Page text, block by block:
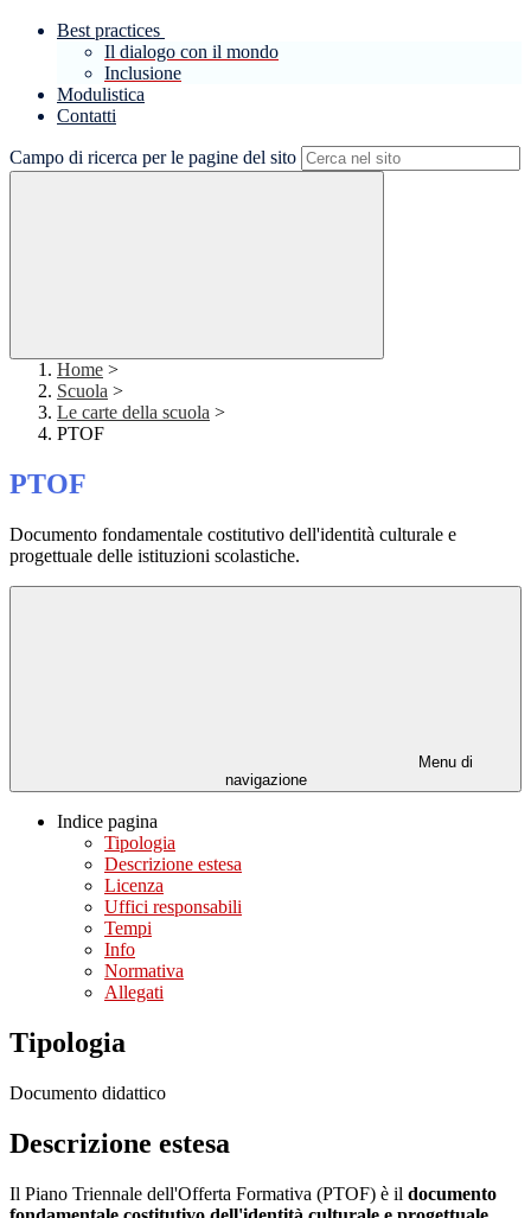
Best practices
Il dialogo con il mondo
Inclusione
Modulistica
Contatti
Campo di ricerca per le pagine del sito
Home >
Scuola >
Le carte della scuola >
PTOF
PTOF
Documento fondamentale costitutivo dell'identità culturale e
progettuale delle istituzioni scolastiche.
Menu di
navigazione
Indice pagina
Tipologia
Descrizione estesa
Licenza
Uffici responsabili
Tempi
Info
Normativa
Allegati
Tipologia
Documento didattico
Descrizione estesa
Il Piano Triennale dell'Offerta Formativa (PTOF) è il documento